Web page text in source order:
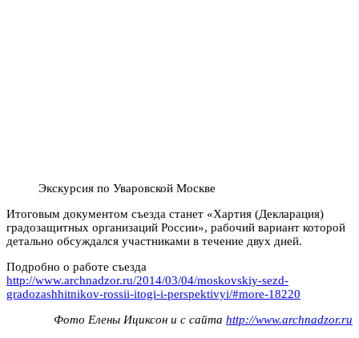
Экскурсия по Уваровской Москве
Итоговым документом съезда станет «Хартия (Декларация)
градозащитных организаций России», рабочий вариант которой
детально обсуждался участниками в течение двух дней.
Подробно о работе съезда
http://www.archnadzor.ru/2014/03/04/moskovskiy-sezd-
gradozashhitnikov-rossii-itogi-i-perspektivyi/#more-18220
Фото Елены Ициксон и с сайта http://www.archnadzor.ru